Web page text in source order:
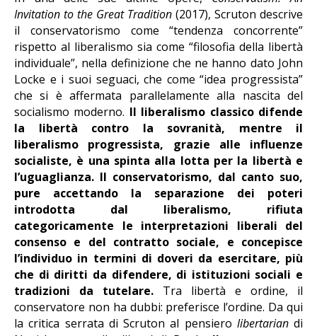
Invitation to the Great Tradition (2017), Scruton descrive
il conservatorismo come “tendenza concorrente”
rispetto al liberalismo sia come “filosofia della libertà
individuale”, nella definizione che ne hanno dato John
Locke e i suoi seguaci, che come “idea progressista”
che si è affermata parallelamente alla nascita del
socialismo moderno. Il liberalismo classico difende
la libertà contro la sovranità, mentre il
liberalismo progressista, grazie alle influenze
socialiste, è una spinta alla lotta per la libertà e
l’uguaglianza. Il conservatorismo, dal canto suo,
pure accettando la separazione dei poteri
introdotta dal liberalismo, rifiuta
categoricamente le interpretazioni liberali del
consenso e del contratto sociale, e concepisce
l’individuo in termini di doveri da esercitare, più
che di diritti da difendere, di istituzioni sociali e
tradizioni da tutelare. Tra libertà e ordine, il
conservatore non ha dubbi: preferisce l’ordine. Da qui
la critica serrata di Scruton al pensiero libertariandi